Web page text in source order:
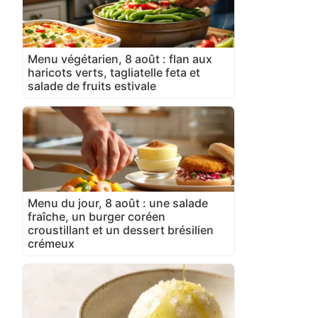
Menu végétarien, 8 août : flan aux
haricots verts, tagliatelle feta et
salade de fruits estivale
Menu du jour, 8 août : une salade
fraîche, un burger coréen
croustillant et un dessert brésilien
crémeux